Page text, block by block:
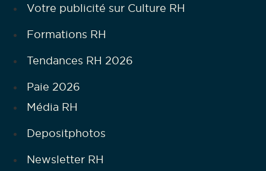
Votre publicité sur Culture RH
Formations RH
Tendances RH 2026
Paie 2026
Média RH
Depositphotos
Newsletter RH